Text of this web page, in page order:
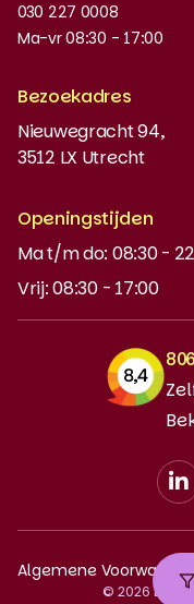
Nieuws en updates
Instaptoets
MyBabel
NT2
DUO-lening
030 227 0008
Ma-vr 08:30 - 17:00
Bezoekadres
Nieuwegracht 94,
3512 LX Utrecht
Openingstijden
Ma t/m do: 08:30 -
Vrij: 08:30 - 17:00
© 2026
Algemene